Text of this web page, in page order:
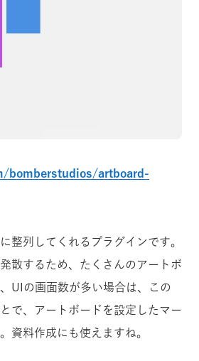
bomberstudios/artboard-
整列してくれるプラグインです。
散するため、たくさんのアートボ
UIの画面数が多い場合は、この
で、アートボードを設定したマー
資料作成にも使えますね。